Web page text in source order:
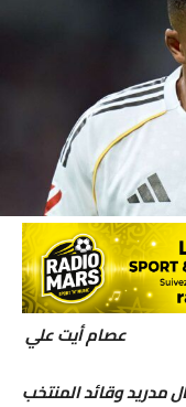
عصام أيت علي
مدريد وقائد المنتخب